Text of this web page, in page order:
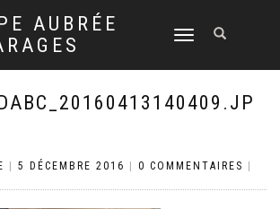
AUBRÉE
DÉPLIER
NAVIGATION
5 DÉCEMBRE 2016 0 COMMENTAIRES